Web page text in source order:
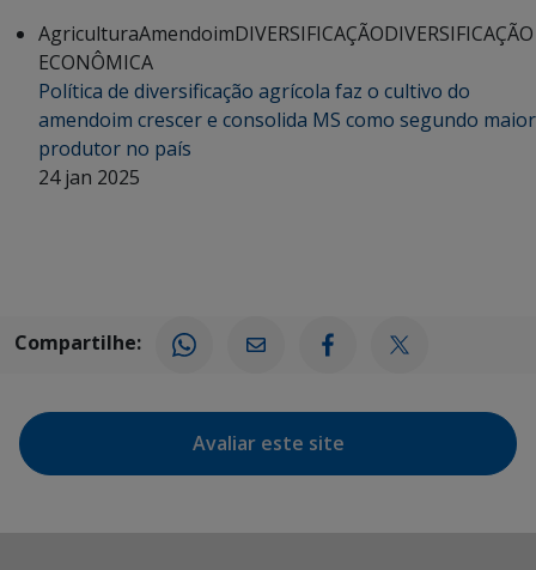
AgriculturaAmendoimDIVERSIFICAÇÃODIVERSIFICAÇÃO
ECONÔMICA
Política de diversificação agrícola faz o cultivo do
amendoim crescer e consolida MS como segundo maior
produtor no país
24 jan 2025
Compartilhe:
Avaliar este site